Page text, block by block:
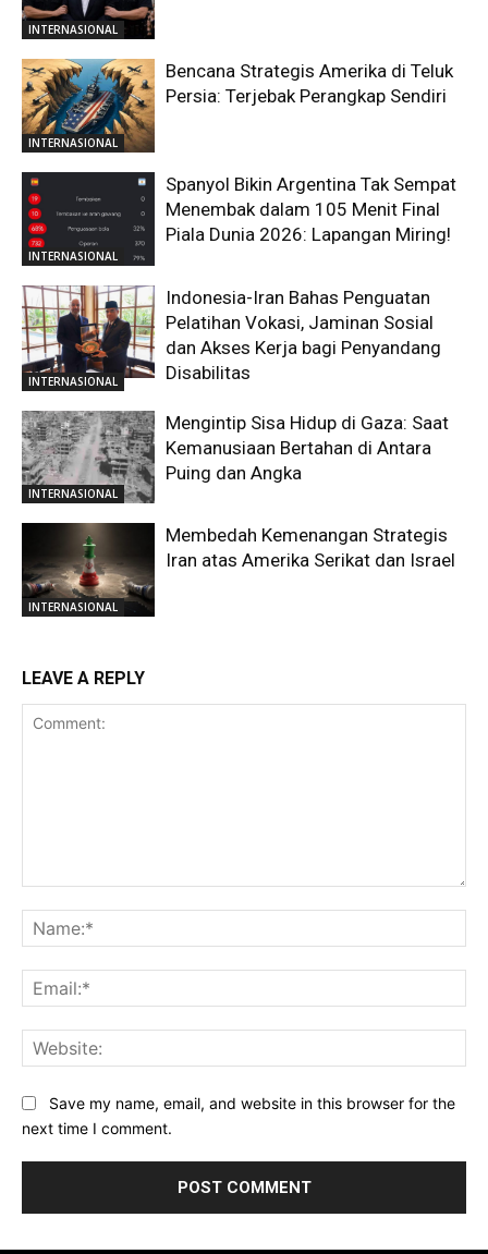
INTERNASIONAL
INTERNASIONAL
Bencana Strategis Amerika di Teluk
Persia: Terjebak Perangkap Sendiri
INTERNASIONAL
Spanyol Bikin Argentina Tak Sempat
Menembak dalam 105 Menit Final
Piala Dunia 2026: Lapangan Miring!
INTERNASIONAL
Indonesia-Iran Bahas Penguatan
Pelatihan Vokasi, Jaminan Sosial
dan Akses Kerja bagi Penyandang
Disabilitas
INTERNASIONAL
Mengintip Sisa Hidup di Gaza: Saat
Kemanusiaan Bertahan di Antara
Puing dan Angka
INTERNASIONAL
Membedah Kemenangan Strategis
Iran atas Amerika Serikat dan Israel
LEAVE A REPLY
Save my name, email, and website in this browser for the
next time I comment.